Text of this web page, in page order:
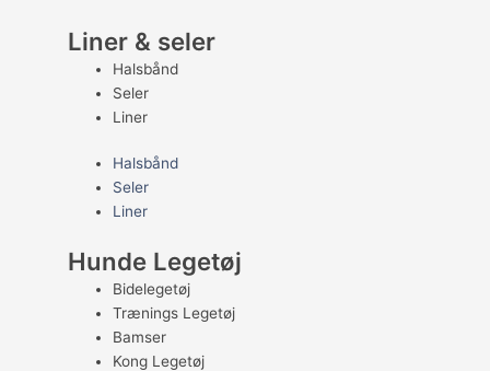
Liner & seler
Halsbånd
Seler
Liner
Halsbånd
Seler
Liner
Hunde Legetøj
Bidelegetøj
Trænings Legetøj
Bamser
Kong Legetøj